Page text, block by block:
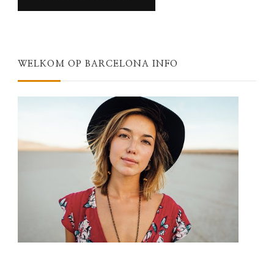
WELKOM OP BARCELONA INFO